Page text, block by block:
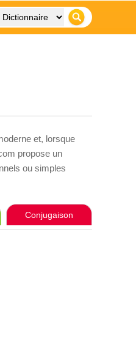
et, lorsque
propose un
ou simples
Conjugaison